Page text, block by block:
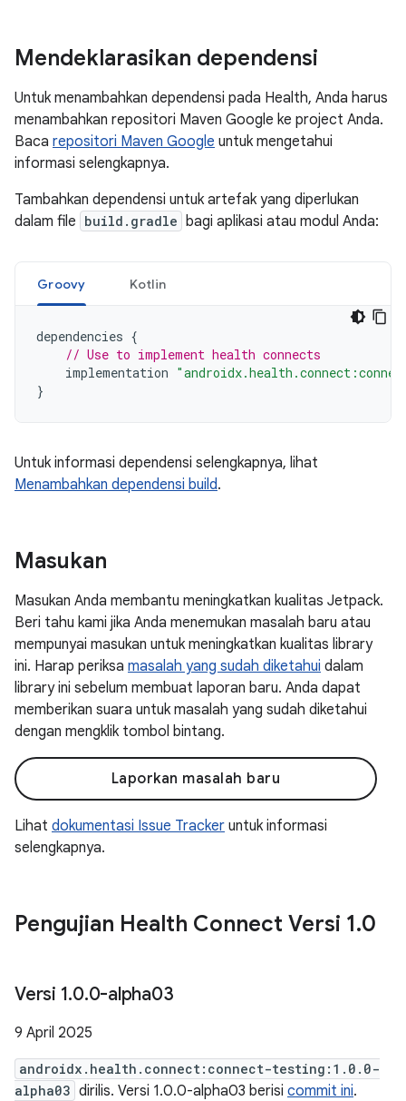
Mendeklarasikan dependensi
Untuk menambahkan dependensi pada Health, Anda harus
menambahkan repositori Maven Google ke project Anda.
Baca repositori Maven Google untuk mengetahui
informasi selengkapnya.
Tambahkan dependensi untuk artefak yang diperlukan
dalam file build.gradle bagi aplikasi atau modul Anda:
Groovy Kotlin
dependencies {
// Use to implement health connects
implementation
}
Untuk informasi dependensi selengkapnya, lihat
Menambahkan dependensi build.
Masukan
Masukan Anda membantu meningkatkan kualitas Jetpack.
Beri tahu kami jika Anda menemukan masalah baru atau
mempunyai masukan untuk meningkatkan kualitas library
ini. Harap periksa masalah yang sudah diketahui dalam
library ini sebelum membuat laporan baru. Anda dapat
memberikan suara untuk masalah yang sudah diketahui
dengan mengklik tombol bintang.
Laporkan masalah baru
Lihat dokumentasi Issue Tracker untuk informasi
selengkapnya.
Pengujian Health Connect Versi 1.0
Versi 1.0.0-alpha03
9 April 2025
androidx.health.connect:connect-testing:1.0.0-
alpha03 dirilis. Versi 1.0.0-alpha03 berisi commit ini.